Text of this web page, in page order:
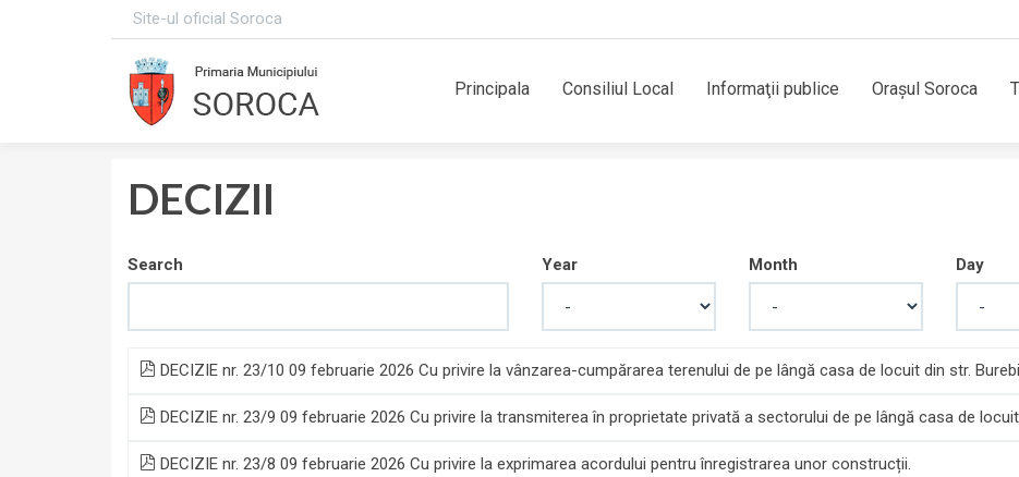
Site-ul oficial Soroca
Principala Consiliul Local Informaţii publice Orașul Soroca
DECIZII
Search Year Month Day
DECIZIE nr. 23/10 09 februarie 2026 Cu privire la vânzarea-cumpărarea terenului de pe lângă casa de locuit din str.
DECIZIE nr. 23/9 09 februarie 2026 Cu privire la transmiterea în proprietate privată a sectorului de pe lângă casa de
DECIZIE nr. 23/8 09 februarie 2026 Cu privire la exprimarea acordului pentru înregistrarea unor construcții.